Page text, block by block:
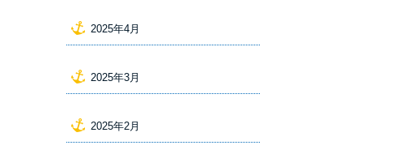
2025年4月
2025年3月
2025年2月